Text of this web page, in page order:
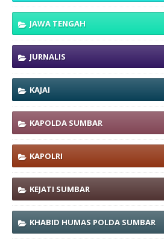
JAWA TENGAH
JURNALIS
KAJAI
KAPOLDA SUMBAR
KAPOLRI
KEJATI SUMBAR
KHABID HUMAS POLDA SUMBAR